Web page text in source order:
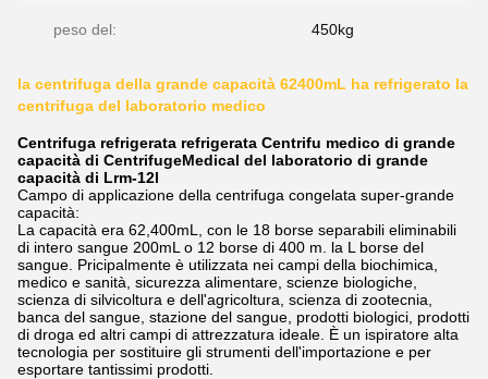
peso del: 450kg
la centrifuga della grande capacità 62400mL ha refrigerato la
centrifuga del laboratorio medico
Centrifuga refrigerata refrigerata Centrifu medico di grande
capacità di CentrifugeMedical del laboratorio di grande
capacità di Lrm-12l
Campo di applicazione della centrifuga congelata super-grande
capacità:
La capacità era 62,400mL, con le 18 borse separabili eliminabili
di intero sangue 200mL o 12 borse di 400 m. la L borse del
sangue. Pricipalmente è utilizzata nei campi della biochimica,
medico e sanità, sicurezza alimentare, scienze biologiche,
scienza di silvicoltura e dell'agricoltura, scienza di zootecnia,
banca del sangue, stazione del sangue, prodotti biologici, prodotti
di droga ed altri campi di attrezzatura ideale. È un ispiratore alta
tecnologia per sostituire gli strumenti dell'importazione e per
esportare tantissimi prodotti.